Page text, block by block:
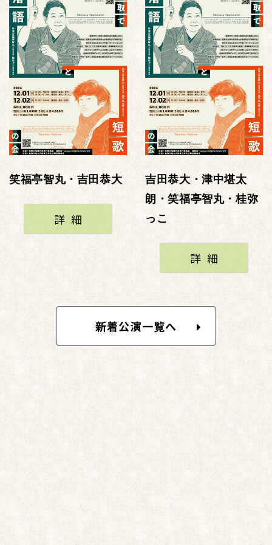
笑福亭智丸・吉田恭大
詳細
吉田恭大・津中堪太
朗・笑福亭智丸・桂弥
っこ
詳細
新着公演一覧へ